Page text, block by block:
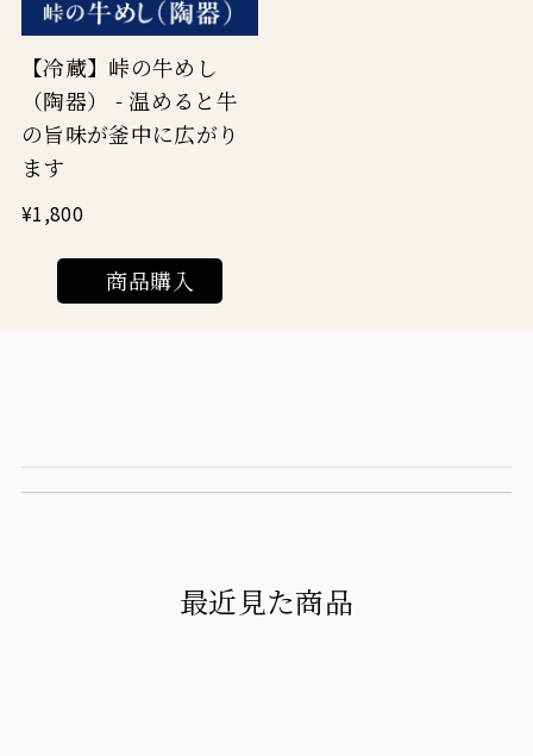
【冷蔵】峠の牛めし
（陶器） - 温めると牛
の旨味が釜中に広がり
ます
¥1,800
商品購入
最近見た商品